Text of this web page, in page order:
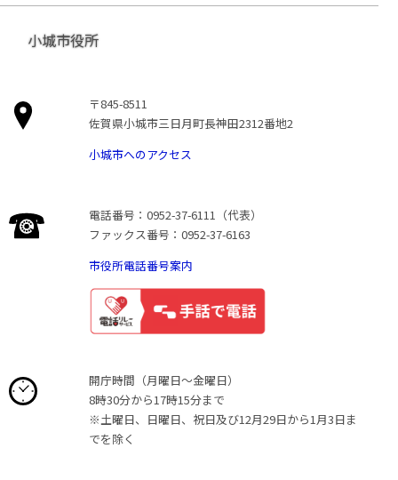
小城市役所
〒845-8511
佐賀県小城市三日月町長神田2312番地2
小城市へのアクセス
電話番号：0952-37-6111（代表）
ファックス番号：0952-37-6163
市役所電話番号案内
開庁時間（月曜日〜金曜日）
8時30分から17時15分まで
※土曜日、日曜日、祝日及び12月29日から1月3日ま
でを除く